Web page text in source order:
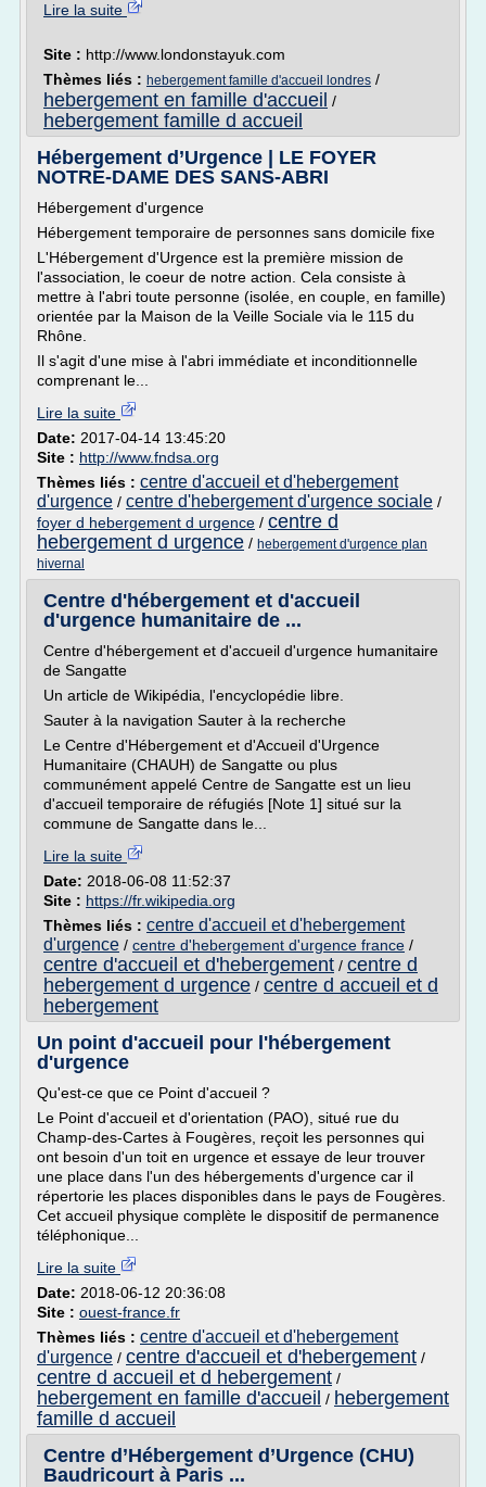
Lire la suite
Site : http://www.londonstayuk.com
Thèmes liés : hebergement famille d'accueil londres /
hebergement en famille d'accueil /
hebergement famille d accueil
Hébergement d’Urgence | LE FOYER
NOTRE-DAME DES SANS-ABRI
Hébergement d'urgence
Hébergement temporaire de personnes sans domicile fixe
L'Hébergement d'Urgence est la première mission de
l'association, le coeur de notre action. Cela consiste à
mettre à l'abri toute personne (isolée, en couple, en famille)
orientée par la Maison de la Veille Sociale via le 115 du
Rhône.
Il s'agit d'une mise à l'abri immédiate et inconditionnelle
comprenant le...
Lire la suite
Date: 2017-04-14 13:45:20
Site : http://www.fndsa.org
Thèmes liés : centre d'accueil et d'hebergement
d'urgence / centre d'hebergement d'urgence sociale /
foyer d hebergement d urgence / centre d
hebergement d urgence / hebergement d'urgence plan
hivernal
Centre d'hébergement et d'accueil
d'urgence humanitaire de ...
Centre d'hébergement et d'accueil d'urgence humanitaire
de Sangatte
Un article de Wikipédia, l'encyclopédie libre.
Sauter à la navigation Sauter à la recherche
Le Centre d'Hébergement et d'Accueil d'Urgence
Humanitaire (CHAUH) de Sangatte ou plus
communément appelé Centre de Sangatte est un lieu
d'accueil temporaire de réfugiés [Note 1] situé sur la
commune de Sangatte dans le...
Lire la suite
Date: 2018-06-08 11:52:37
Site : https://fr.wikipedia.org
Thèmes liés : centre d'accueil et d'hebergement
d'urgence / centre d'hebergement d'urgence france /
centre d'accueil et d'hebergement / centre d
hebergement d urgence / centre d accueil et d
hebergement
Un point d'accueil pour l'hébergement
d'urgence
Qu'est-ce que ce Point d'accueil ?
Le Point d'accueil et d'orientation (PAO), situé rue du
Champ-des-Cartes à Fougères, reçoit les personnes qui
ont besoin d'un toit en urgence et essaye de leur trouver
une place dans l'un des hébergements d'urgence car il
répertorie les places disponibles dans le pays de Fougères.
Cet accueil physique complète le dispositif de permanence
téléphonique...
Lire la suite
Date: 2018-06-12 20:36:08
Site : ouest-france.fr
Thèmes liés : centre d'accueil et d'hebergement
d'urgence / centre d'accueil et d'hebergement /
centre d accueil et d hebergement /
hebergement en famille d'accueil / hebergement
famille d accueil
Centre d’Hébergement d’Urgence (CHU)
Baudricourt à Paris ...